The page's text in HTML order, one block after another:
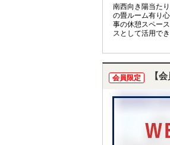
南西向き陽当た
の畳ルーム有り
事の休憩スペー
スとして活用で
会員限定 【